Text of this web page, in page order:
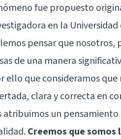
fue propuesto
en la
pensar que nosotros,
de una manera
ello que consideramos
clara y correcta en
atribuimos un pensamiento
Creemos que somos